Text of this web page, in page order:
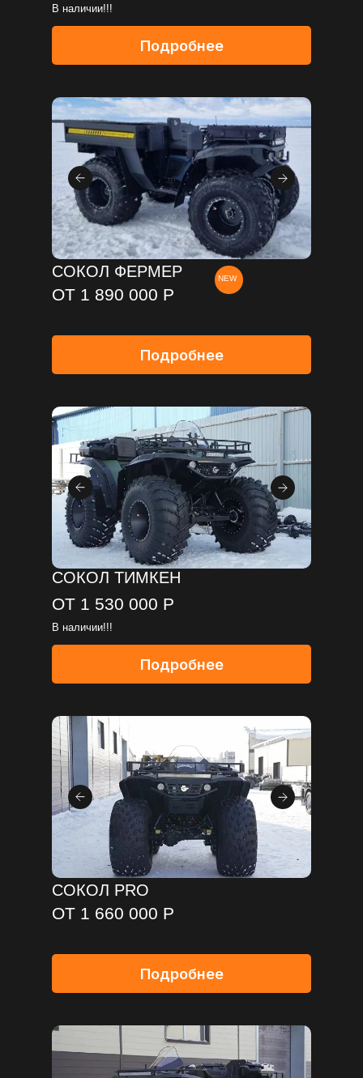
NEW
ОТ 1 530 000 Р
СОКОЛ ТИМКЕН
Подробнее
ОТ 1 660 000 Р
СОКОЛ PRO
Подробнее
Подробнее
Подробнее
ОТ 1 890 000 Р
СОКОЛ ФЕРМЕР
В наличии!!!
В наличии!!!